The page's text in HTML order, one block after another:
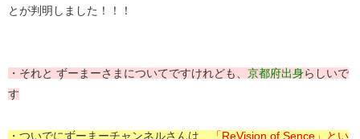
とが判明しました！！！
・それと ずーまーさまについてですけれども、 京都府出身らしいで
す
・ついでにずーまーチャンネルさんは、 「ReVision of Sence」とい